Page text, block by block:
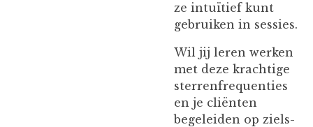
ze intuïtief kunt
gebruiken in sessies.
Wil jij leren werken
met deze krachtige
sterrenfrequenties
en je cliënten
begeleiden op ziels-